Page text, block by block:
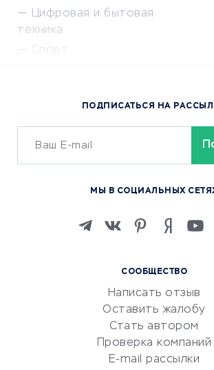
Цифровая и бытовая
техника
Спорт
Сервисы доставки
ОБУЧЕНИЕ И РАБОТА
Изучение иностранных
Маркетинг и продажи
Репетиторство
Красота и здоровье
Сервисы по поиску работы
Сетевой маркетинг
СООБЩЕСТВО
Написать отзыв
Оставить жалобу
Стать автором
Проверка компаний
E-mail рассылки
ПОДПИСАТЬСЯ НА
МЫ В СОЦИАЛЬНЫХ